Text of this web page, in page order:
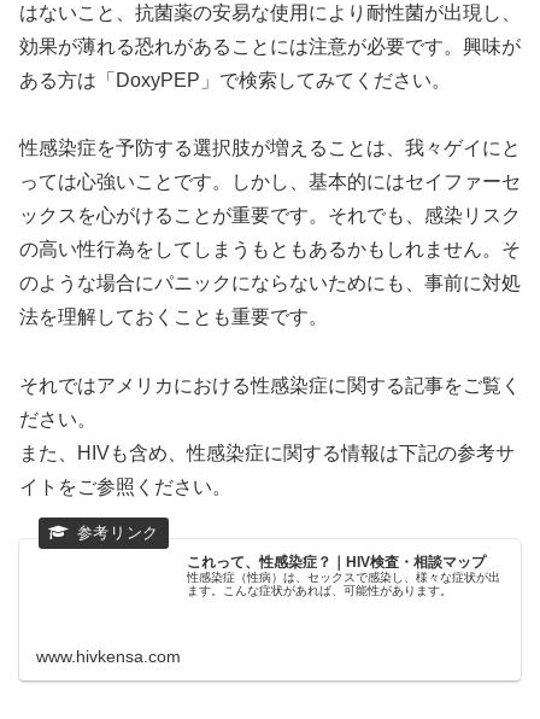
はないこと、抗菌薬の安易な使用により耐性菌が出現し、
効果が薄れる恐れがあることには注意が必要です。興味が
ある方は「DoxyPEP」で検索してみてください。
性感染症を予防する選択肢が増えることは、我々ゲイにと
っては心強いことです。しかし、基本的にはセイファーセ
ックスを心がけることが重要です。それでも、感染リスク
の高い性行為をしてしまうもともあるかもしれません。そ
のような場合にパニックにならないためにも、事前に対処
法を理解しておくことも重要です。
それではアメリカにおける性感染症に関する記事をご覧く
ださい。
また、HIVも含め、性感染症に関する情報は下記の参考サ
イトをご参照ください。
これって、性感染症？｜HIV検査・相談マップ
性感染症（性病）は、セックスで感染し、様々な症状が出
ます。こんな症状があれば、可能性があります。
www.hivkensa.com